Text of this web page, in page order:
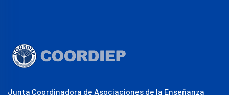
Junta Coordinadora de Asociaciones de la Enseñanza